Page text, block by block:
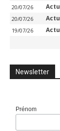
20/07/26 Actu
20/07/26 Actu
19/07/26 Actu
Newsletter
Prénom